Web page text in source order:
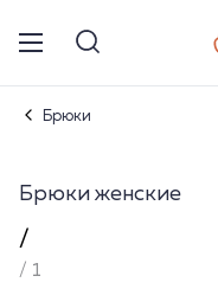
Брюки
Брюки женские
/
/ 1